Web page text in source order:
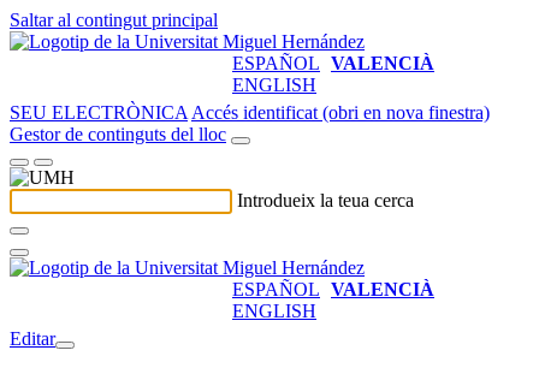
Saltar al contingut principal
ESPAÑOL VALENCIÀ
ENGLISH
SEU ELECTRÒNICA Accés identificat (obri en nova finestra)
Gestor de continguts del lloc
Introdueix la teua cerca
ESPAÑOL VALENCIÀ
ENGLISH
Editar